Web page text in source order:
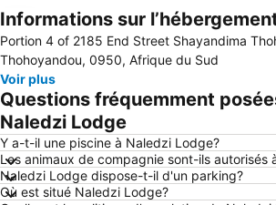
Agrandir la carte
Informations sur
Portion 4 of 2185 End Street Shayandima
Thohoyandou, 0950, Afrique du Sud
Voir plus
Questions fréquemment
Naledzi Lodge
Y a-t-il une piscine à Naledzi Lodge?
Les animaux de compagnie sont-ils autorisés
Naledzi Lodge dispose-t-il d'un parking?
Où est situé Naledzi Lodge?